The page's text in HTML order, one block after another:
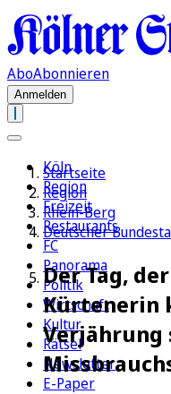
AboAbonnieren
Anmelden
Köln
Region
Freizeit
Restaurants
FC
Panorama
Politik
Wirtschaft
Kultur
Rätsel
Newsletter
E-Paper
Startseite
Region
Rhein-Berg
Deutscher
Der Tag,
Kürtenerin
Verjährung